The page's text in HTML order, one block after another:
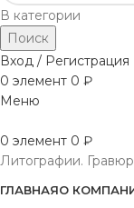
В категории
Поиск
Вход / Регистрация
0 элемент 0 ₽
Меню
0 элемент 0 ₽
Литографии.
ГЛАВНАЯО